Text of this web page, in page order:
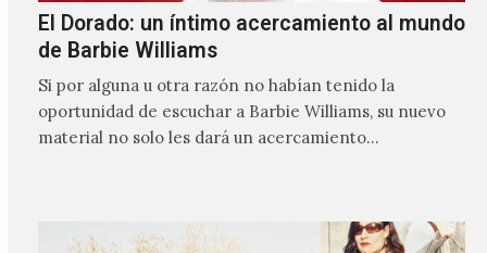
El Dorado: un íntimo acercamiento al mundo
de Barbie Williams
Si por alguna u otra razón no habían tenido la
oportunidad de escuchar a Barbie Williams, su nuevo
material no solo les dará un acercamiento…